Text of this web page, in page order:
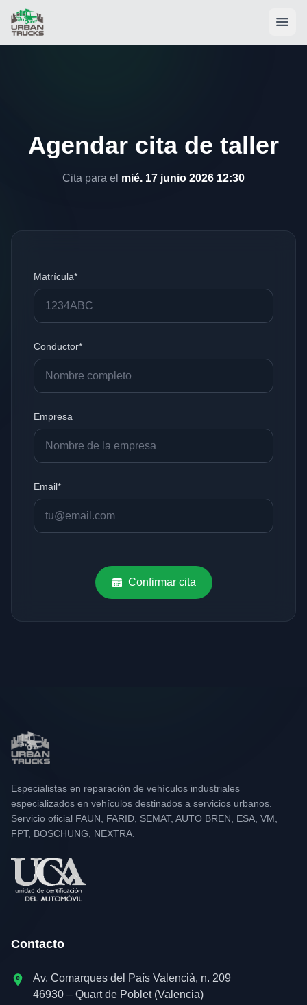
Agendar cita de taller
Cita para el mié. 17 junio 2026 12:30
Matrícula*
Conductor*
Empresa
Email*
Confirmar cita
Especialistas en reparación de vehículos industriales
especializados en vehículos destinados a servicios urbanos.
Servicio oficial FAUN, FARID, SEMAT, AUTO BREN, ESA, VM,
FPT, BOSCHUNG, NEXTRA.
Contacto
Av. Comarques del País Valencià, n. 209
46930 – Quart de Poblet (Valencia)